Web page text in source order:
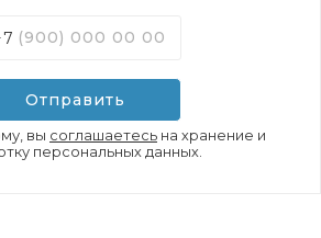
Отправить
вы соглашаетесь на хранение и
персональных данных.